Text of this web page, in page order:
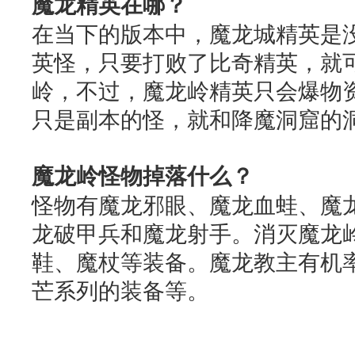
在当下的版本中，魔龙城精英是
英怪，只要打败了比奇精英，就
岭，不过，魔龙岭精英只会爆物
只是副本的怪，就和降魔洞窟的
魔龙岭怪物掉落什么？
怪物有魔龙邪眼、魔龙血蛙、魔
龙破甲兵和魔龙射手。消灭魔龙
鞋、魔杖等装备。魔龙教主有机
芒系列的装备等。